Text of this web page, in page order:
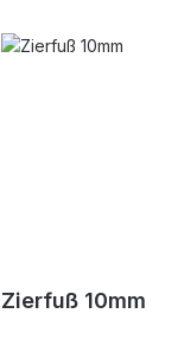
Zierfuß 10mm